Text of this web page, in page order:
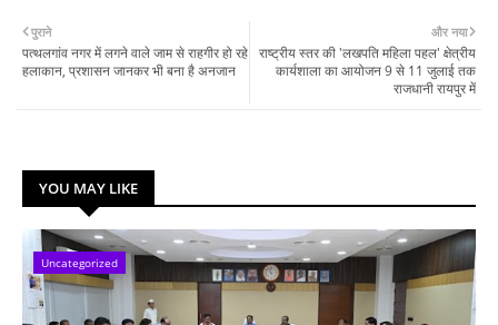
और नया
राष्ट्रीय स्तर की 'लखपति महिला पहल' क्षेत्रीय
कार्यशाला का आयोजन 9 से 11 जुलाई तक
राजधानी रायपुर में
पुराने
पत्थलगांव नगर में लगने वाले जाम से राहगीर हो रहे
हलाकान, प्रशासन जानकर भी बना है अनजान
YOU MAY LIKE
Uncategorized